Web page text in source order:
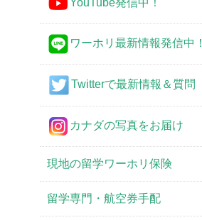
YouTube発信中！
ワーホリ最新情報発信中！
Twitterで最新情報＆質問
カナダの写真をお届け
現地の留学ワーホリ保険
留学専門・航空券手配